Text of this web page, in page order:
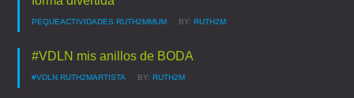
PEQUEACTIVIDADES RUTH2MMUM BY:RUTH2M
#VDLN mis anillos de BODA
#VDLN RUTH2MARTISTA BY:RUTH2M